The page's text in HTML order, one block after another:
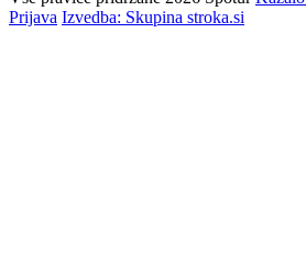
Prijava Izvedba: Skupina stroka.si